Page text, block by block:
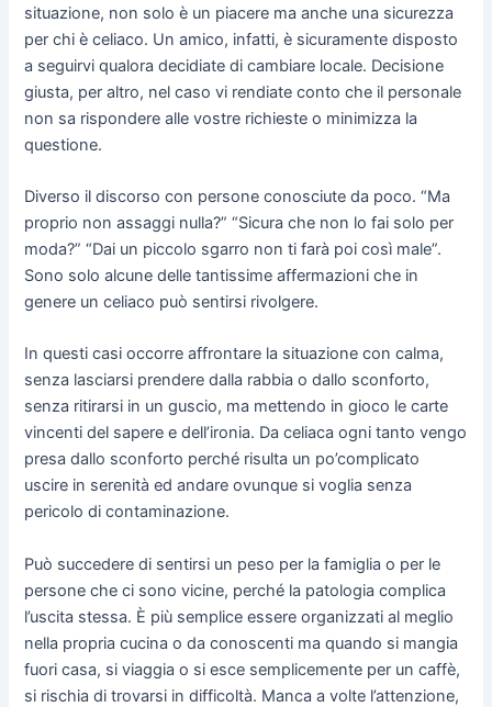
situazione, non solo è un piacere ma anche una sicurezza
per chi è celiaco. Un amico, infatti, è sicuramente disposto
a seguirvi qualora decidiate di cambiare locale. Decisione
giusta, per altro, nel caso vi rendiate conto che il personale
non sa rispondere alle vostre richieste o minimizza la
questione.
Diverso il discorso con persone conosciute da poco. “Ma
proprio non assaggi nulla?” “Sicura che non lo fai solo per
moda?” “Dai un piccolo sgarro non ti farà poi così male”.
Sono solo alcune delle tantissime affermazioni che in
genere un celiaco può sentirsi rivolgere.
In questi casi occorre affrontare la situazione con calma,
senza lasciarsi prendere dalla rabbia o dallo sconforto,
senza ritirarsi in un guscio, ma mettendo in gioco le carte
vincenti del sapere e dell’ironia. Da celiaca ogni tanto vengo
presa dallo sconforto perché risulta un po’complicato
uscire in serenità ed andare ovunque si voglia senza
pericolo di contaminazione.
Può succedere di sentirsi un peso per la famiglia o per le
persone che ci sono vicine, perché la patologia complica
l’uscita stessa. È più semplice essere organizzati al meglio
nella propria cucina o da conoscenti ma quando si mangia
fuori casa, si viaggia o si esce semplicemente per un caffè,
si rischia di trovarsi in difficoltà. Manca a volte l’attenzione,